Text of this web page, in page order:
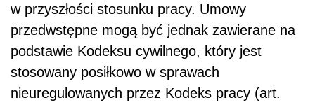
w przyszłości stosunku pracy. Umowy
przedwstępne mogą być jednak zawierane na
podstawie Kodeksu cywilnego, który jest
stosowany posiłkowo w sprawach
nieuregulowanych przez Kodeks pracy (art.